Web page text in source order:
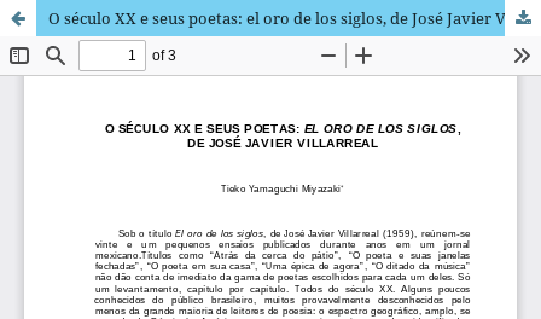
O século XX e seus poetas: el oro de los siglos, de José Javier Villarreal